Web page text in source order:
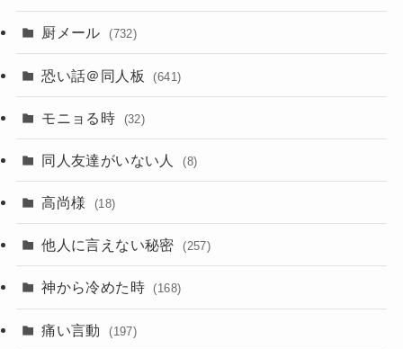
厨メール (732)
恐い話＠同人板 (641)
モニョる時 (32)
同人友達がいない人 (8)
高尚様 (18)
他人に言えない秘密 (257)
神から冷めた時 (168)
痛い言動 (197)